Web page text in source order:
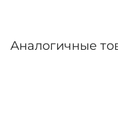
Аналогичные